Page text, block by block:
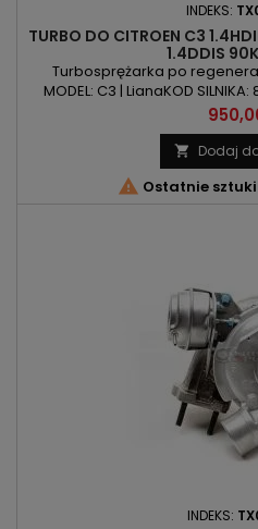
INDEKS:
TURBO DO CITROEN C3
1.4DDIS
Turbosprężarka po
MODEL: C3 | LianaKOD
1398ccm 1.4 HDI | 1.4 DDiS MOC:
Od
Cena
 Dodaj
 Ostatnie
INDEKS: